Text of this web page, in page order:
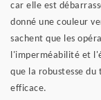
car elle est
donné une couleur
sachent que les
l'imperméabilité et
que la robustesse
efficace.